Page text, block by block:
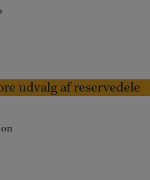
udvalg af reservedele